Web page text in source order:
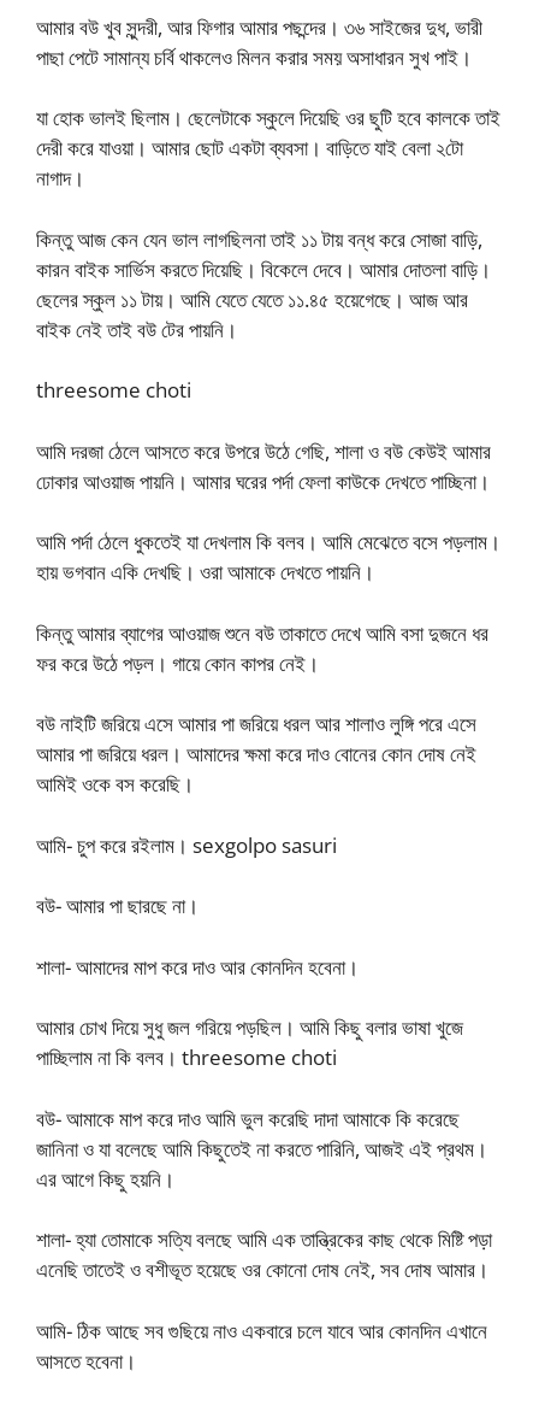
আমার বউ খুব সুন্দরী, আর ফিগার আমার পছন্দের। ৩৬ সাইজের দুধ, ভারী
পাছা পেটে সামান্য চর্বি থাকলেও মিলন করার সময় অসাধারন সুখ পাই।
যা হোক ভালই ছিলাম। ছেলেটাকে স্কুলে দিয়েছি ওর ছুটি হবে কালকে তাই
দেরী করে যাওয়া। আমার ছোট একটা ব্যবসা। বাড়িতে যাই বেলা ২টো
নাগাদ।
কিন্তু আজ কেন যেন ভাল লাগছিলনা তাই ১১ টায় বন্ধ করে সোজা বাড়ি,
কারন বাইক সার্ভিস করতে দিয়েছি। বিকেলে দেবে। আমার দোতলা বাড়ি।
ছেলের স্কুল ১১ টায়। আমি যেতে যেতে ১১.৪৫ হয়েগেছে। আজ আর
বাইক নেই তাই বউ টের পায়নি।
threesome choti
আমি দরজা ঠেলে আসতে করে উপরে উঠে গেছি, শালা ও বউ কেউই আমার
ঢোকার আওয়াজ পায়নি। আমার ঘরের পর্দা ফেলা কাউকে দেখতে পাচ্ছিনা।
আমি পর্দা ঠেলে ধুকতেই যা দেখলাম কি বলব। আমি মেঝেতে বসে পড়লাম।
হায় ভগবান একি দেখছি। ওরা আমাকে দেখতে পায়নি।
কিন্তু আমার ব্যাগের আওয়াজ শুনে বউ তাকাতে দেখে আমি বসা দুজনে ধর
ফর করে উঠে পড়ল। গায়ে কোন কাপর নেই।
বউ নাইটি জরিয়ে এসে আমার পা জরিয়ে ধরল আর শালাও লুঙ্গি পরে এসে
আমার পা জরিয়ে ধরল। আমাদের ক্ষমা করে দাও বোনের কোন দোষ নেই
আমিই ওকে বস করেছি।
আমি- চুপ করে রইলাম। sexgolpo sasuri
বউ- আমার পা ছারছে না।
শালা- আমাদের মাপ করে দাও আর কোনদিন হবেনা।
আমার চোখ দিয়ে সুধু জল গরিয়ে পড়ছিল। আমি কিছু বলার ভাষা খুজে
পাচ্ছিলাম না কি বলব। threesome choti
বউ- আমাকে মাপ করে দাও আমি ভুল করেছি দাদা আমাকে কি করেছে
জানিনা ও যা বলেছে আমি কিছুতেই না করতে পারিনি, আজই এই প্রথম।
এর আগে কিছু হয়নি।
শালা- হ্যা তোমাকে সত্যি বলছে আমি এক তান্ত্রিকের কাছ থেকে মিষ্টি পড়া
এনেছি তাতেই ও বশীভূত হয়েছে ওর কোনো দোষ নেই, সব দোষ আমার।
আমি- ঠিক আছে সব গুছিয়ে নাও একবারে চলে যাবে আর কোনদিন এখানে
আসতে হবেনা।